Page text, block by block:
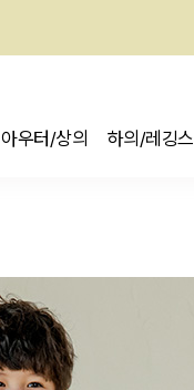
아우터/상의 하의/레깅스